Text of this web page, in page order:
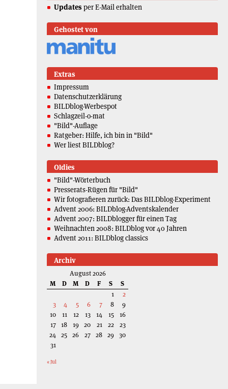
Updates per E-Mail erhalten
Gehostet von
Extras
Impressum
Datenschutzerklärung
BILDblog-Werbespot
Schlagzeil-o-mat
"Bild"-Auflage
Ratgeber: Hilfe, ich bin in "Bild"
Wer liest BILDblog?
Oldies
"Bild"-Wörterbuch
Presserats-Rügen für "Bild"
Wir fotografieren zurück: Das BILDblog-Experiment
Advent 2006: BILDblog-Adventskalender
Advent 2007: BILDblogger für einen Tag
Weihnachten 2008: BILDblog vor 40 Jahren
Advent 2011: BILDblog classics
Archiv
August 2026
M
D M D F S
S
1
2
3
4 5 6 7 8
9
10
11 12 13 14 15
16
17 18 19 20 21 22
23
24 25 26 27 28 29 30
31
« Jul